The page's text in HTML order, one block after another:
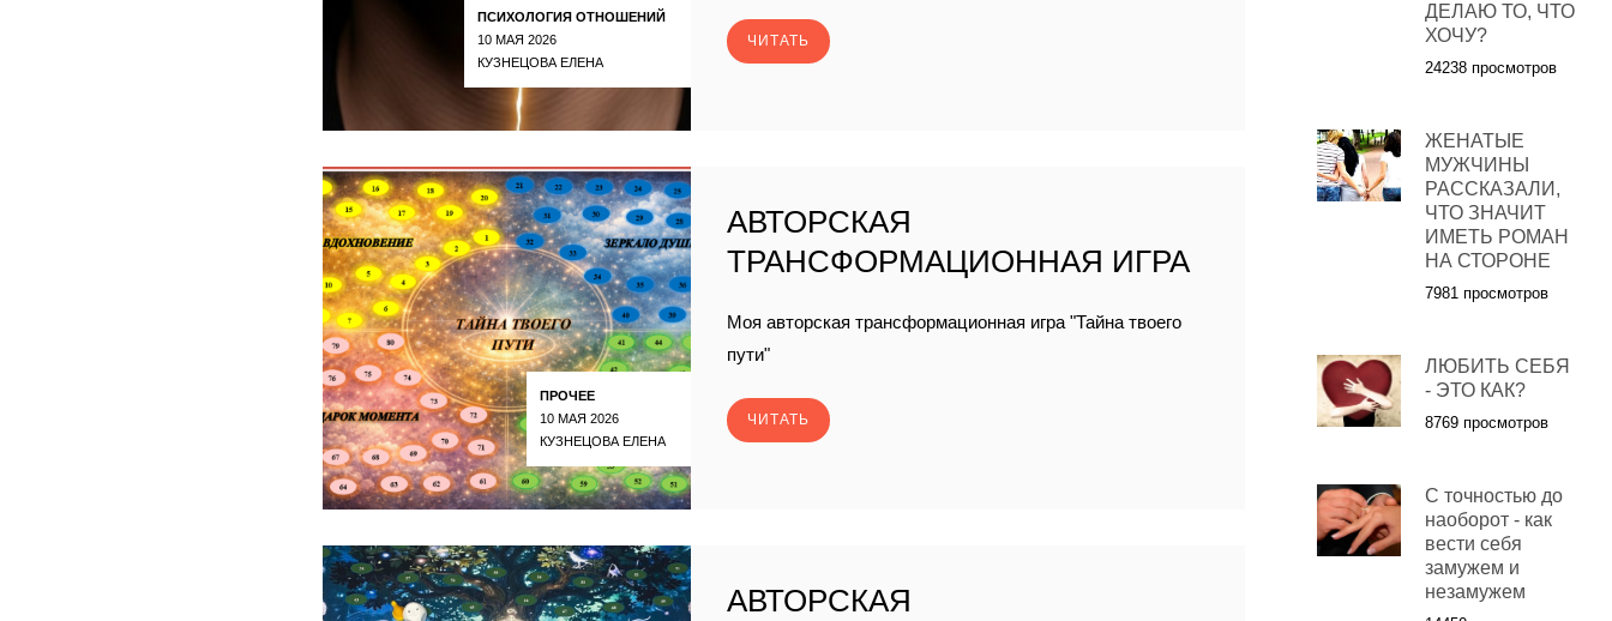
ПСИХОЛОГИЯ ОТНОШЕНИЙ
10 МАЯ 2026
КУЗНЕЦОВА ЕЛЕНА
ЧИТАТЬ
ПРОЧЕЕ
10 МАЯ 2026
КУЗНЕЦОВА ЕЛЕНА
АВТОРСКАЯ
ТРАНСФОРМАЦИОННАЯ ИГРА
Моя авторская трансформационная игра "Тайна твоего
пути"
ЧИТАТЬ
АВТОРСКАЯ
ДЕЛАЮ ТО, ЧТО
ХОЧУ?
24238 просмотров
ЖЕНАТЫЕ
МУЖЧИНЫ
РАССКАЗАЛИ,
ЧТО ЗНАЧИТ
ИМЕТЬ РОМАН
НА СТОРОНЕ
7981 просмотров
ЛЮБИТЬ СЕБЯ
- ЭТО КАК?
8769 просмотров
С точностью до
наоборот - как
вести себя
замужем и
незамужем